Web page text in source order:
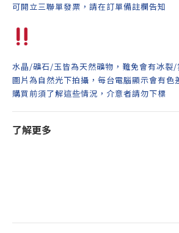
可開立三聯單發票，請在訂單備註欄告知
水晶/礦石/玉皆為天然礦物，難免會有冰裂
圖片為自然光下拍攝，每台電腦顯示會有色
購買前須了解這些情況，介意者請勿下標
了解更多